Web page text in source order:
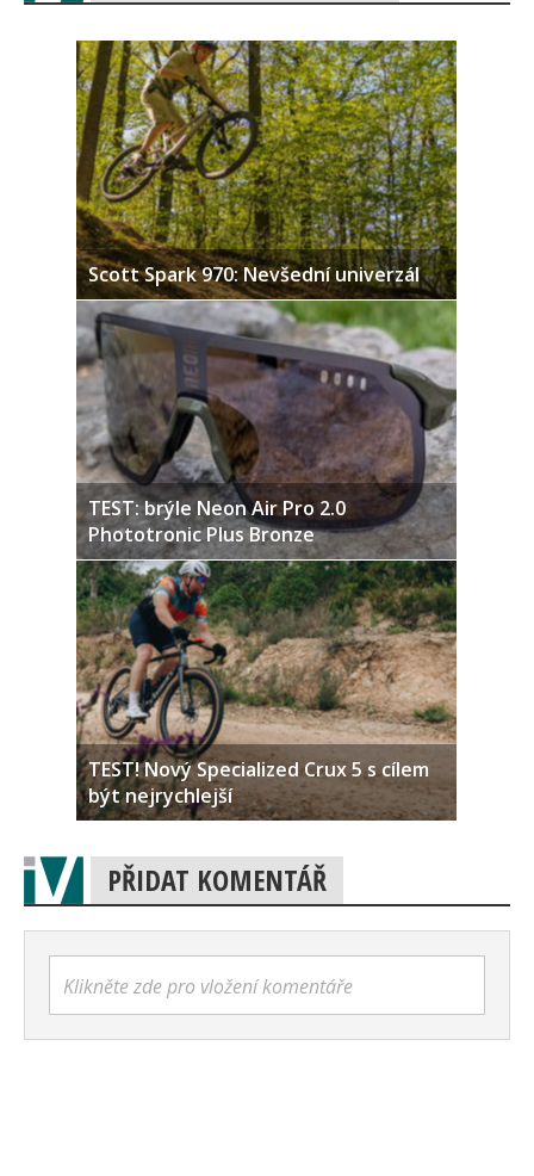
Scott Spark 970: Nevšední univerzál
TEST: brýle Neon Air Pro 2.0
Phototronic Plus Bronze
TEST! Nový Specialized Crux 5 s cílem
být nejrychlejší
PŘIDAT KOMENTÁŘ
Klikněte zde pro vložení komentáře